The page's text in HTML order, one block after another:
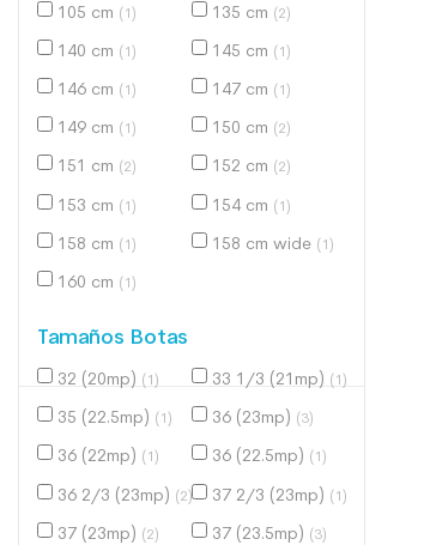
105 cm (1) 135 cm (2)
140 cm (1) 145 cm (1)
146 cm (1) 147 cm (1)
149 cm (1) 150 cm (2)
151 cm (2) 152 cm (2)
153 cm (1) 154 cm (1)
158 cm (1) 158 cm wide (1)
160 cm (1)
Tamaños Botas
32 (20mp) (1) 33 1/3 (21mp) (1)
35 (22.5mp) (1) 36 (23mp) (3)
36 (22mp) (1) 36 (22.5mp) (1)
36 2/3 (23mp) (2) 37 2/3 (23mp) (1)
37 (23mp) (2) 37 (23.5mp) (3)